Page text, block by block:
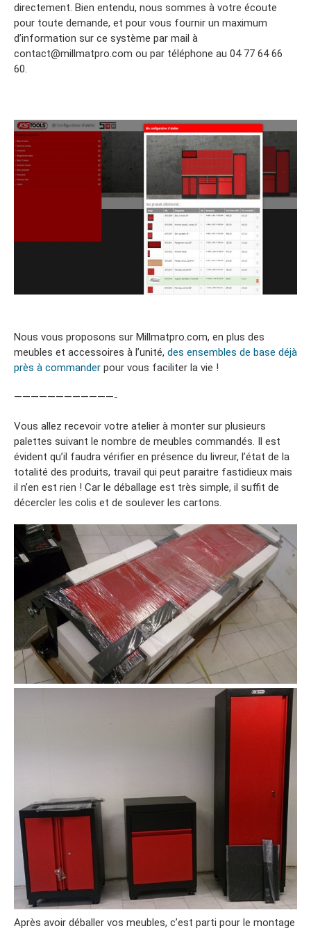
directement. Bien entendu, nous sommes à votre écoute
pour toute demande, et pour vous fournir un maximum
d’information sur ce système par mail à
contact@millmatpro.com ou par téléphone au 04 77 64 66
60.
Nous vous proposons sur Millmatpro.com, en plus des
meubles et accessoires à l’unité, des ensembles de base déjà
près à commander pour vous faciliter la vie !
————————————-
Vous allez recevoir votre atelier à monter sur plusieurs
palettes suivant le nombre de meubles commandés. Il est
évident qu’il faudra vérifier en présence du livreur, l’état de la
totalité des produits, travail qui peut paraitre fastidieux mais
il n’en est rien ! Car le déballage est très simple, il suffit de
décercler les colis et de soulever les cartons.
Après avoir déballer vos meubles, c’est parti pour le montage